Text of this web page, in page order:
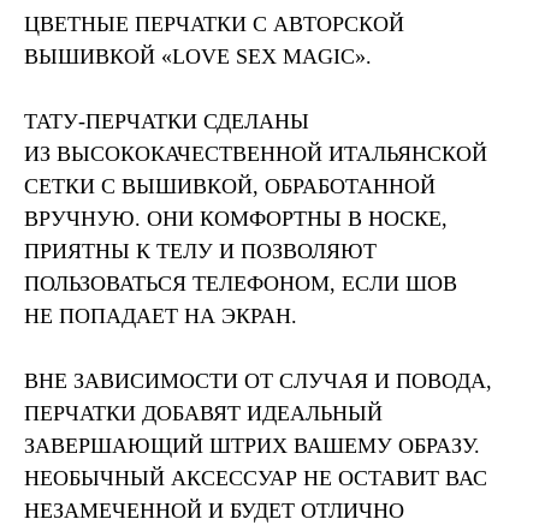
ЦВЕТНЫЕ ПЕРЧАТКИ С АВТОРСКОЙ
ВЫШИВКОЙ «LOVE SEX MAGIC».
ТАТУ-ПЕРЧАТКИ СДЕЛАНЫ
ИЗ ВЫСОКОКАЧЕСТВЕННОЙ ИТАЛЬЯНСКОЙ
СЕТКИ С ВЫШИВКОЙ, ОБРАБОТАННОЙ
ВРУЧНУЮ. ОНИ КОМФОРТНЫ В НОСКЕ,
ПРИЯТНЫ К ТЕЛУ И ПОЗВОЛЯЮТ
ПОЛЬЗОВАТЬСЯ ТЕЛЕФОНОМ, ЕСЛИ ШОВ
НЕ ПОПАДАЕТ НА ЭКРАН.
ВНЕ ЗАВИСИМОСТИ ОТ СЛУЧАЯ И ПОВОДА,
ПЕРЧАТКИ ДОБАВЯТ ИДЕАЛЬНЫЙ
ЗАВЕРШАЮЩИЙ ШТРИХ ВАШЕМУ ОБРАЗУ.
НЕОБЫЧНЫЙ АКСЕСCУАР НЕ ОСТАВИТ ВАС
НЕЗАМЕЧЕННОЙ И БУДЕТ ОТЛИЧНО